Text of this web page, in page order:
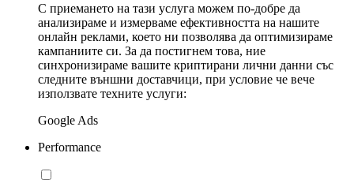
С приемането на тази услуга можем по-добре да
анализираме и измерваме ефективността на нашите
онлайн реклами, което ни позволява да оптимизираме
кампаниите си. За да постигнем това, ние
синхронизираме вашите криптирани лични данни със
следните външни доставчици, при условие че вече
използвате техните услуги:
Google Ads
Performance